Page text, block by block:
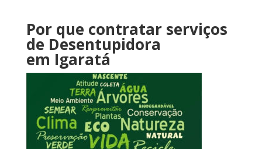
Por que contratar serviços
de Desentupidora
em Igaratá